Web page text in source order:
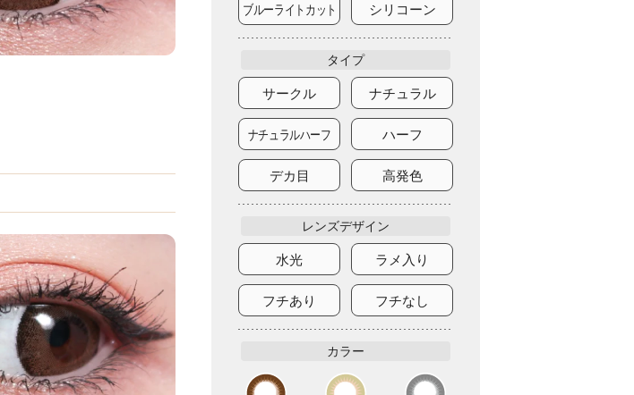
ブルーライトカット シリコーン
タイプ
サークル ナチュラル
ナチュラルハーフ ハーフ
デカ目 高発色
レンズデザイン
水光 ラメ入り
フチあり フチなし
カラー